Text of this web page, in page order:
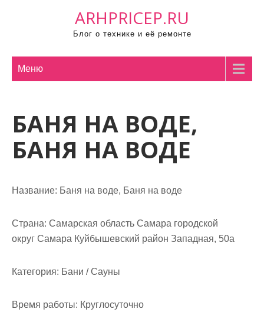
ARHPRICEP.RU
Блог о технике и её ремонте
Меню
БАНЯ НА ВОДЕ,
БАНЯ НА ВОДЕ
Название: Баня на воде, Баня на воде
Страна: Самарская область Самара городской
округ Самара Куйбышевский район Западная, 50а
Категория: Бани / Сауны
Время работы: Круглосуточно